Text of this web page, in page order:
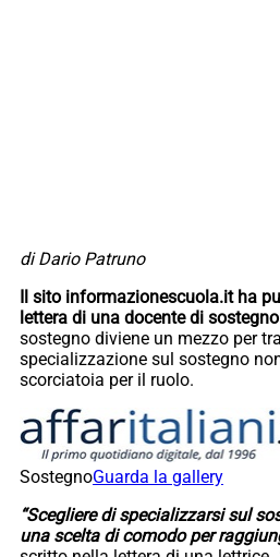
di Dario Patruno
Il sito informazionescuola.it ha
lettera di una docente di sostegno
sostegno diviene un mezzo per
specializzazione sul sostegno
scorciatoia per il ruolo.
SostegnoGuarda la gallery
“Scegliere di specializzarsi sul
una scelta di comodo per